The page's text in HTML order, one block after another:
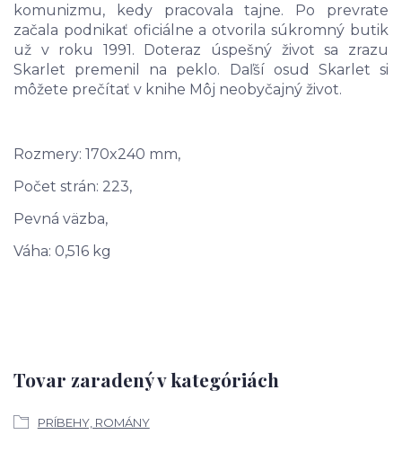
komunizmu, kedy pracovala tajne. Po prevrate
začala podnikať oficiálne a otvorila súkromný butik
už v roku 1991. Doteraz úspešný život sa zrazu
Skarlet premenil na peklo. Daľší osud Skarlet si
môžete prečítať v knihe Môj neobyčajný život.
Rozmery: 170x240 mm,
Počet strán: 223,
Pevná väzba,
Váha: 0,516 kg
Tovar zaradený v kategóriách
PRÍBEHY, ROMÁNY